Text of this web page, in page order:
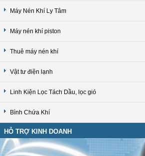
Máy Nén Khí Ly Tâm
Máy nén khí piston
Thuê máy nén khí
Vật tư điện lạnh
Linh Kiện Lọc Tách Dầu, lọc gió
Bình Chứa Khí
HỖ TRỢ KINH DOANH